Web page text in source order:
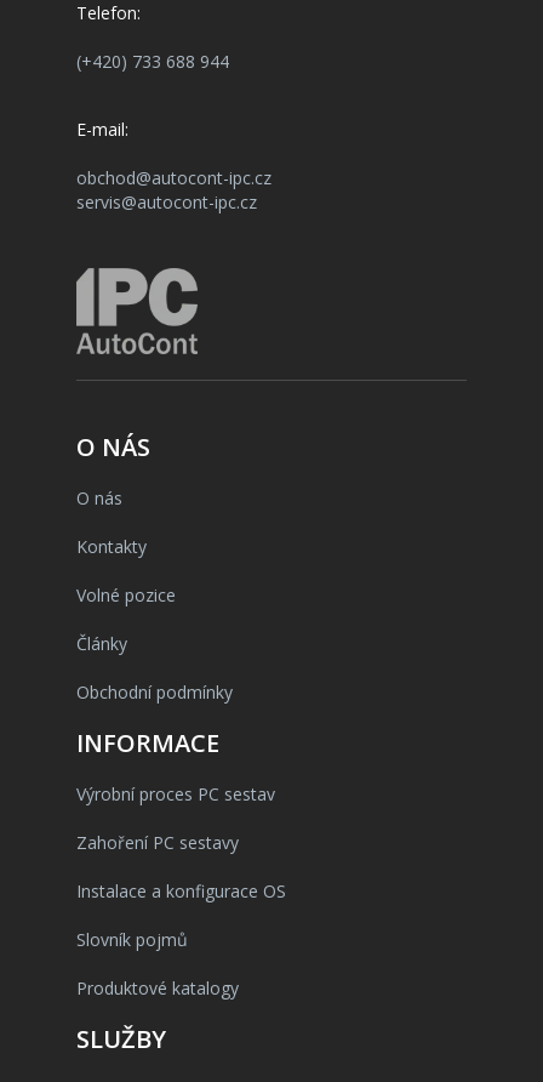
Telefon:
(+420) 733 688 944
E-mail:
obchod@autocont-ipc.cz
servis@autocont-ipc.cz
O NÁS
O nás
Kontakty
Volné pozice
Články
Obchodní podmínky
INFORMACE
Výrobní proces PC sestav
Zahoření PC sestavy
Instalace a konfigurace OS
Slovník pojmů
Produktové katalogy
SLUŽBY